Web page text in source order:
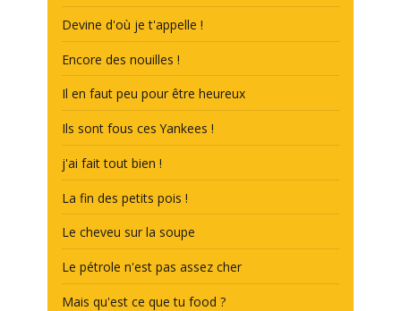
Devine d'où je t'appelle !
Encore des nouilles !
Il en faut peu pour être heureux
Ils sont fous ces Yankees !
j'ai fait tout bien !
La fin des petits pois !
Le cheveu sur la soupe
Le pétrole n'est pas assez cher
Mais qu'est ce que tu food ?